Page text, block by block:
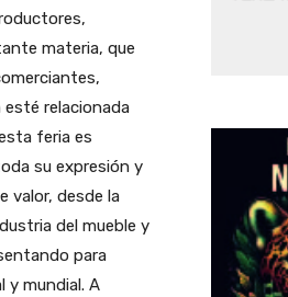
materia, que
relacionada
feria es
su expresión y
valor, desde la
del mueble y
para
y mundial. A